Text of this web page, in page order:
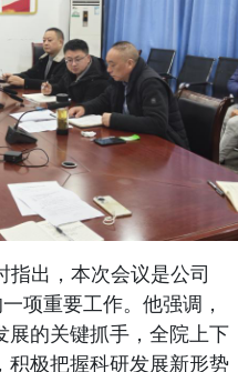
指出，本次会议是公司
项重要工作。他强调，
展的关键抓手，全院上下
积极把握科研发展新形势